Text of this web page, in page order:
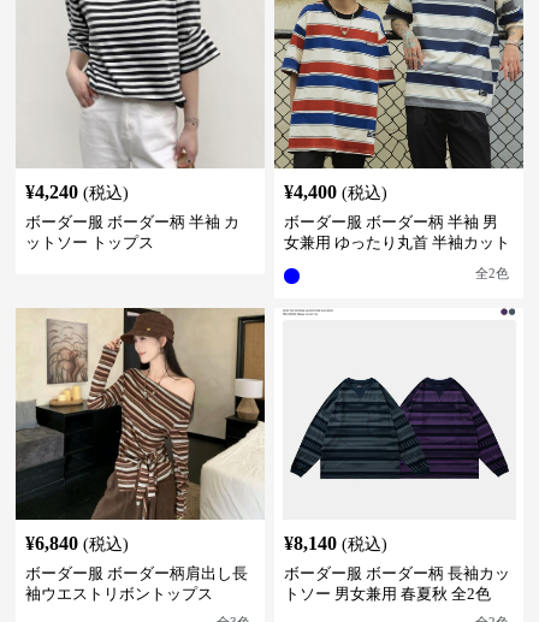
¥4,240 (税込)
ボーダー服 ボーダー柄 半袖 カ
ットソー トップス
¥4,400 (税込)
ボーダー服 ボーダー柄 半袖 男
女兼用 ゆったり丸首 半袖カット
全2色
¥6,840 (税込)
ボーダー服 ボーダー柄肩出し長
袖ウエストリボントップス
¥8,140 (税込)
ボーダー服 ボーダー柄 長袖カッ
トソー 男女兼用 春夏秋 全2色